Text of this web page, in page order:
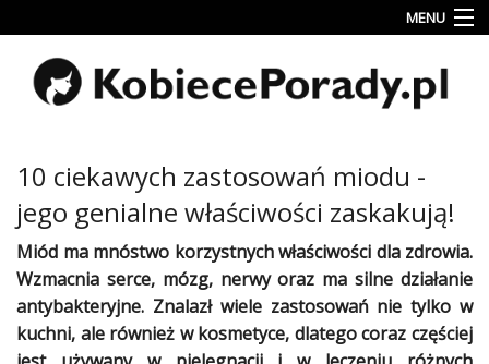
MENU
Uroda
Miłość
Rodzina
&
Dziecko
Przepisy
kulinarne
10 ciekawych zastosowań miodu -
jego genialne właściwości zaskakują!
Miód ma mnóstwo korzystnych właściwości dla zdrowia.
Wzmacnia serce, mózg, nerwy oraz ma silne działanie
antybakteryjne. Znalazł wiele zastosowań nie tylko w
kuchni, ale również w kosmetyce, dlatego coraz częściej